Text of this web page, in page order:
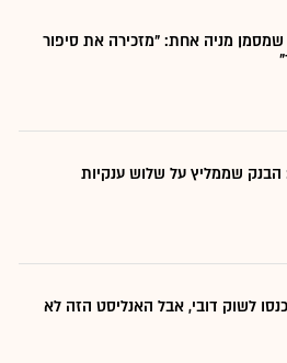
מניה אחת: "מזכירה את סיפור
של 20%: הבנק שממליץ על שלוש ענקיות
לשוק דובי, אבל האנליסט הזה לא